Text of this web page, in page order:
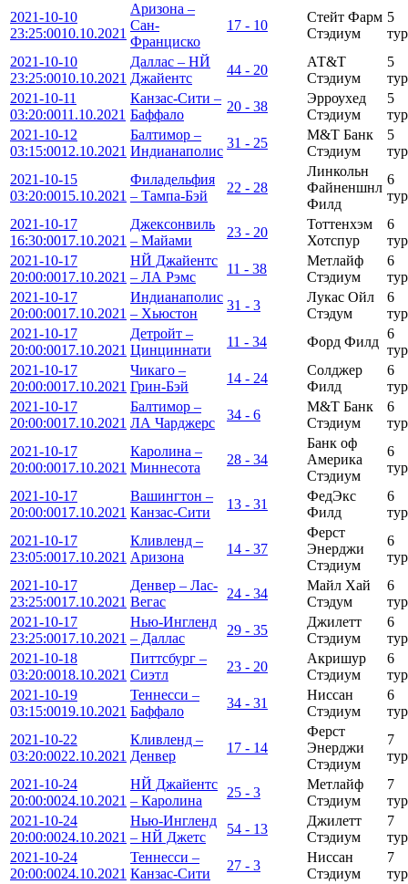
2021-10-10
23:25:0010.10.2021
Аризона –
Сан-
Франциско
17 - 10
Стейт Фарм
Стэдиум
5
тур
2021-10-10
23:25:0010.10.2021
Даллас – НЙ
Джайентс
44 - 20
АТ&Т
Стэдиум
5
тур
2021-10-11
03:20:0011.10.2021
Канзас-Сити –
Баффало
20 - 38
Эрроухед
Стэдиум
5
тур
2021-10-12
03:15:0012.10.2021
Балтимор –
Индианаполис
31 - 25
М&Т Банк
Стэдиум
5
тур
2021-10-15
03:20:0015.10.2021
Филадельфия
– Тампа-Бэй
22 - 28
Линкольн
Файненшнл
Филд
6
тур
2021-10-17
16:30:0017.10.2021
Джексонвиль
– Майами
23 - 20
Тоттенхэм
Хотспур
6
тур
2021-10-17
20:00:0017.10.2021
НЙ Джайентс
– ЛА Рэмс
11 - 38
Метлайф
Стэдиум
6
тур
2021-10-17
20:00:0017.10.2021
Индианаполис
– Хьюстон
31 - 3
Лукаc Ойл
Стэдум
6
тур
2021-10-17
20:00:0017.10.2021
Детройт –
Цинциннати
11 - 34 Форд Филд
6
тур
2021-10-17
20:00:0017.10.2021
Чикаго –
Грин-Бэй
14 - 24
Солджер
Филд
6
тур
2021-10-17
20:00:0017.10.2021
Балтимор –
ЛА Чарджерс
34 - 6
М&Т Банк
Стэдиум
6
тур
2021-10-17
20:00:0017.10.2021
Каролина –
Миннесота
28 - 34
Банк оф
Америка
Стэдиум
6
тур
2021-10-17
20:00:0017.10.2021
Вашингтон –
Канзас-Сити
13 - 31
ФедЭкс
Филд
6
тур
2021-10-17
23:05:0017.10.2021
Кливленд –
Аризона
14 - 37
Ферст
Энерджи
Стэдиум
6
тур
2021-10-17
23:25:0017.10.2021
Денвер – Лас-
Вегас
24 - 34
Майл Хай
Стэдум
6
тур
2021-10-17
23:25:0017.10.2021
Нью-Ингленд
– Даллас
29 - 35
Джилетт
Стэдиум
6
тур
2021-10-18
03:20:0018.10.2021
Питтсбург –
Сиэтл
23 - 20
Акришур
Стэдиум
6
тур
2021-10-19
03:15:0019.10.2021
Теннесси –
Баффало
34 - 31
Ниссан
Стэдиум
6
тур
2021-10-22
03:20:0022.10.2021
Кливленд –
Денвер
17 - 14
Ферст
Энерджи
Стэдиум
7
тур
2021-10-24
20:00:0024.10.2021
НЙ Джайентс
– Каролина
25 - 3
Метлайф
Стэдиум
7
тур
2021-10-24
20:00:0024.10.2021
Нью-Ингленд
– НЙ Джетс
54 - 13
Джилетт
Стэдиум
7
тур
2021-10-24
20:00:0024.10.2021
Теннесси –
Канзас-Сити
27 - 3
Ниссан
Стэдиум
7
тур